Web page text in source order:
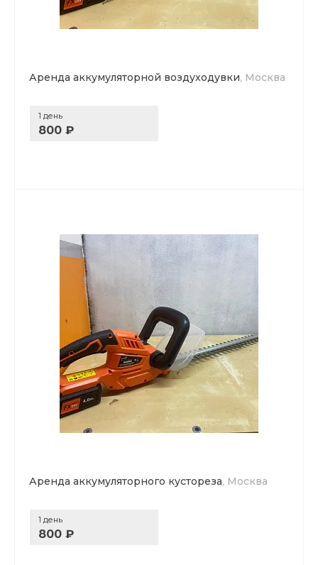
Аренда аккумуляторной воздуходувки, Москва
1 день
800 ₽
Аренда аккумуляторного кустореза, Москва
1 день
800 ₽